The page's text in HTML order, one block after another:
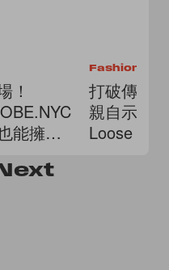
！
能擁有
Fashion
打破傳統
親自示範
Loose